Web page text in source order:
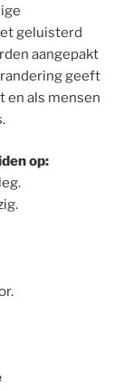
geluisterd
aangepakt
geeft
en als mensen
op: